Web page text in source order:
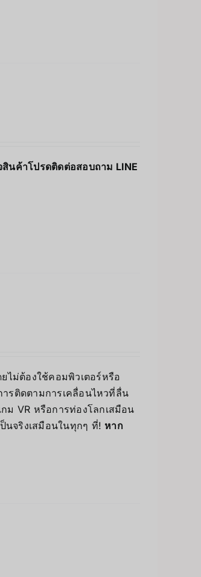
นค้าโปรดติดต่อสอบถาม LINE
ไม่ต้องใช้คอมพิวเตอร์หรือ
ารติดตามการเคลื่อนไหวที่ลื่น
ม VR หรือการท่องโลกเสมือน
นจริงเสมือนในทุกๆ ที่! หาก